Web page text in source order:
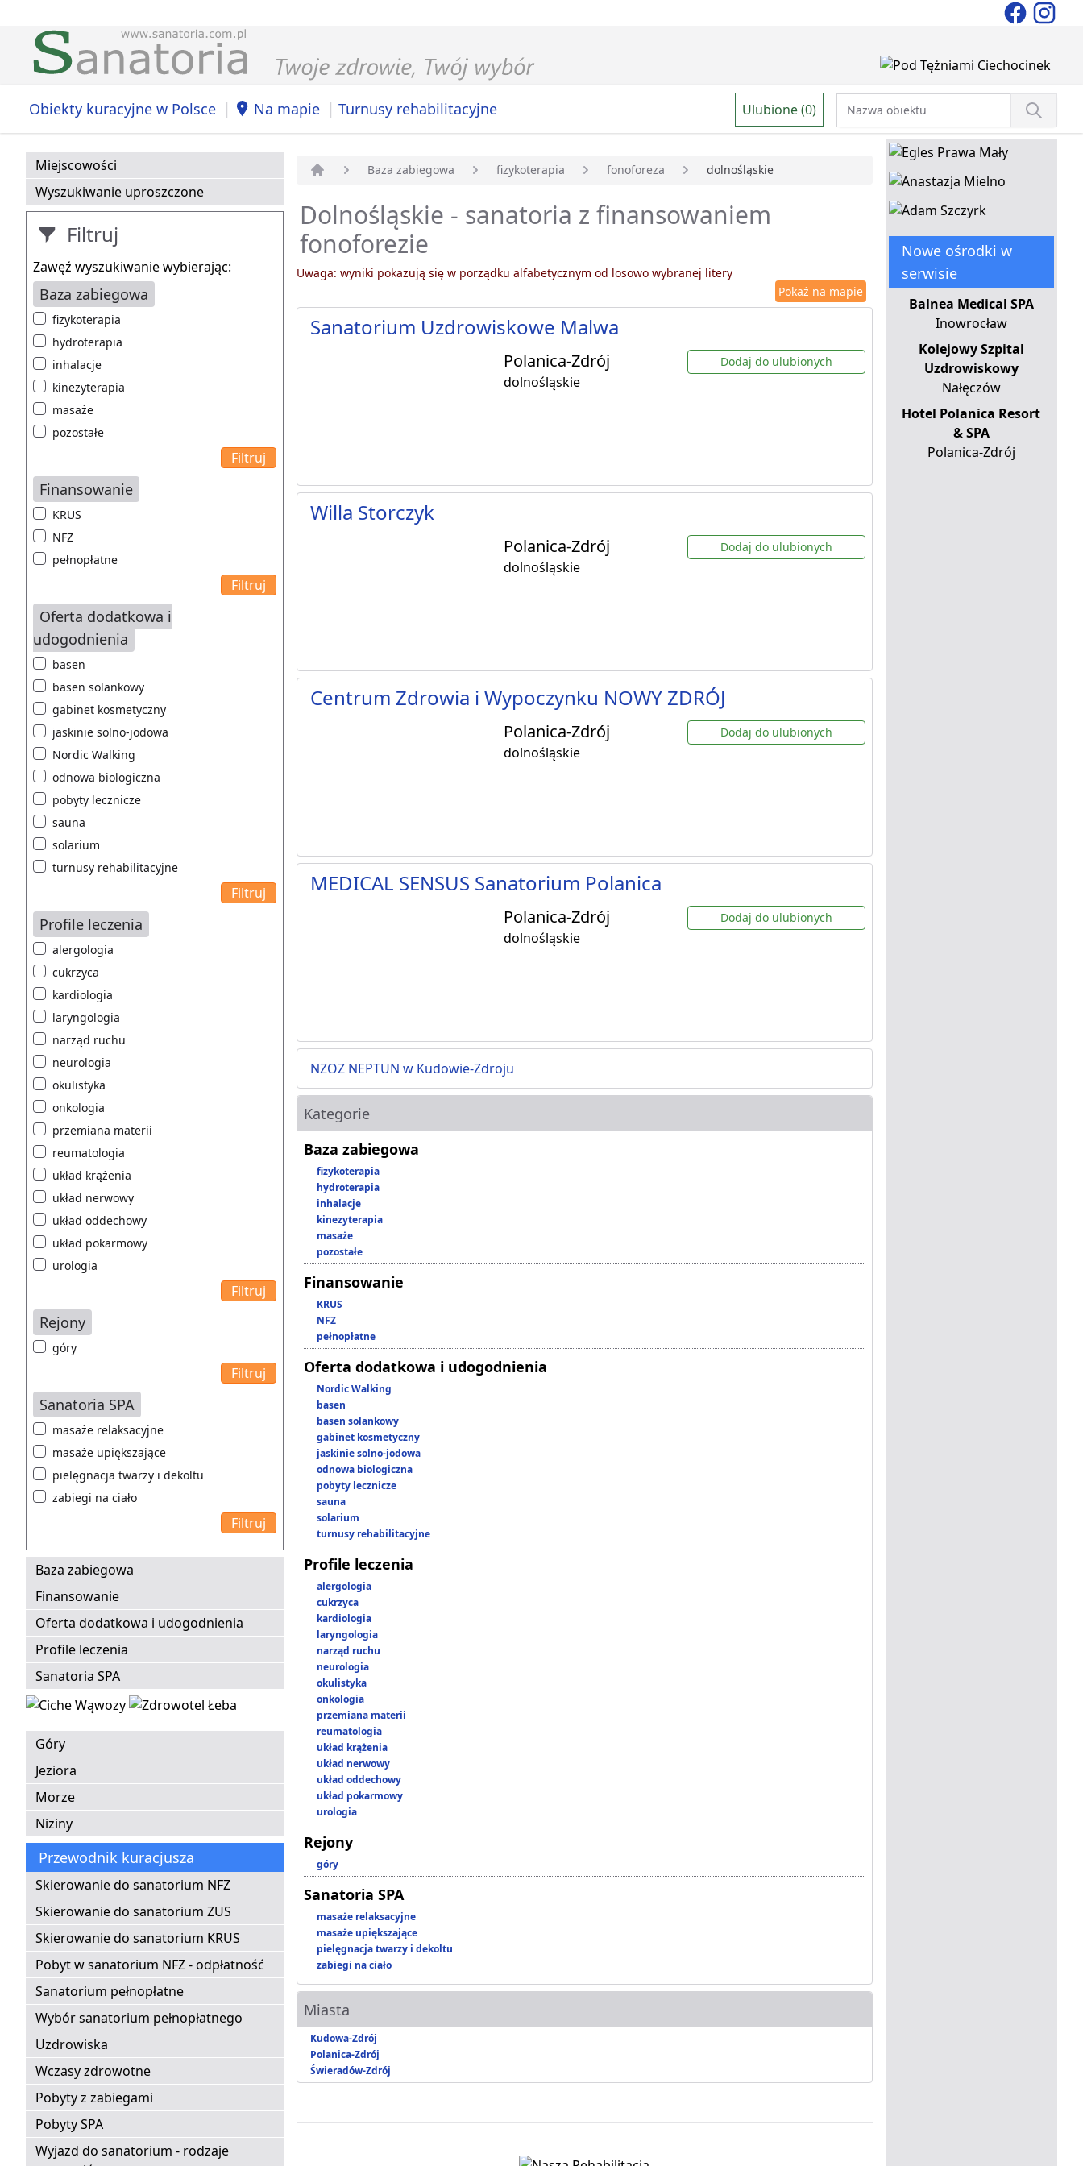
Obiekty kuracyjne w Polsce | Na mapie | Turnusy rehabilitacyjne Ulubione (0)
Miejscowości
Wyszukiwanie uproszczone
Filtruj
Zawęź wyszukiwanie wybierając:
Baza zabiegowa
fizykoterapia
hydroterapia
inhalacje
kinezyterapia
masaże
pozostałe
Finansowanie
KRUS
NFZ
pełnopłatne
Oferta dodatkowa i
udogodnienia
basen
basen solankowy
gabinet kosmetyczny
jaskinie solno-jodowa
Nordic Walking
odnowa biologiczna
pobyty lecznicze
sauna
solarium
turnusy rehabilitacyjne
Profile leczenia
alergologia
cukrzyca
kardiologia
laryngologia
narząd ruchu
neurologia
okulistyka
onkologia
przemiana materii
reumatologia
układ krążenia
układ nerwowy
układ oddechowy
układ pokarmowy
urologia
Rejony
góry
Sanatoria SPA
masaże relaksacyjne
masaże upiększające
pielęgnacja twarzy i dekoltu
zabiegi na ciało
Baza zabiegowa
Finansowanie
Oferta dodatkowa i udogodnienia
Profile leczenia
Sanatoria SPA
Góry
Jeziora
Morze
Niziny
Przewodnik kuracjusza
Skierowanie do sanatorium NFZ
Skierowanie do sanatorium ZUS
Skierowanie do sanatorium KRUS
Pobyt w sanatorium NFZ - odpłatność
Sanatorium pełnopłatne
Wybór sanatorium pełnopłatnego
Uzdrowiska
Wczasy zdrowotne
Pobyty z zabiegami
Pobyty SPA
Wyjazd do sanatorium - rodzaje
Baza zabiegowa fizykoterapia fonoforeza dolnośląskie
Dolnośląskie - sanatoria z finansowaniem
fonoforezie
Uwaga: wyniki pokazują się w porządku alfabetycznym od losowo wybranej litery
Pokaż na mapie
Sanatorium Uzdrowiskowe Malwa
Polanica-Zdrój
dolnośląskie
Dodaj do ulubionych
Willa Storczyk
Polanica-Zdrój
dolnośląskie
Dodaj do ulubionych
Centrum Zdrowia i Wypoczynku NOWY ZDRÓJ
Polanica-Zdrój
dolnośląskie
Dodaj do ulubionych
MEDICAL SENSUS Sanatorium Polanica
Polanica-Zdrój
dolnośląskie
Dodaj do ulubionych
NZOZ NEPTUN w Kudowie-Zdroju
Kategorie
Baza zabiegowa
fizykoterapia
hydroterapia
inhalacje
kinezyterapia
masaże
pozostałe
Finansowanie
KRUS
NFZ
pełnopłatne
Oferta dodatkowa i udogodnienia
Nordic Walking
basen
basen solankowy
gabinet kosmetyczny
jaskinie solno-jodowa
odnowa biologiczna
pobyty lecznicze
sauna
solarium
turnusy rehabilitacyjne
Profile leczenia
alergologia
cukrzyca
kardiologia
laryngologia
narząd ruchu
neurologia
okulistyka
onkologia
przemiana materii
reumatologia
układ krążenia
układ nerwowy
układ oddechowy
układ pokarmowy
urologia
Rejony
góry
Sanatoria SPA
masaże relaksacyjne
masaże upiększające
pielęgnacja twarzy i dekoltu
zabiegi na ciało
Miasta
Kudowa-Zdrój
Polanica-Zdrój
Świeradów-Zdrój
Nowe ośrodki w
serwisie
Balnea Medical SPA
Inowrocław
Kolejowy Szpital
Uzdrowiskowy
Nałęczów
Hotel Polanica Resort
& SPA
Polanica-Zdrój